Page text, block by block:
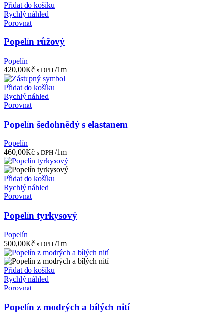
Přidat do košíku
Rychlý náhled
Porovnat
Popelín růžový
Popelín
420,00Kč s DPH /1m
Přidat do košíku
Rychlý náhled
Porovnat
Popelín šedohnědý s elastanem
Popelín
460,00Kč s DPH /1m
Přidat do košíku
Rychlý náhled
Porovnat
Popelín tyrkysový
Popelín
500,00Kč s DPH /1m
Přidat do košíku
Rychlý náhled
Porovnat
Popelín z modrých a bílých nití